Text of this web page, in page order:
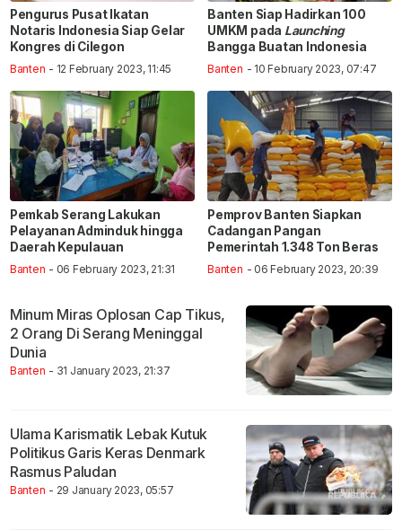
Pengurus Pusat Ikatan
Notaris Indonesia Siap Gelar
Kongres di Cilegon
Banten - 12 February 2023, 11:45
Banten Siap Hadirkan 100
UMKM pada Launching
Bangga Buatan Indonesia
Banten - 10 February 2023, 07:47
Pemkab Serang Lakukan
Pelayanan Adminduk hingga
Daerah Kepulauan
Banten - 06 February 2023, 21:31
Pemprov Banten Siapkan
Cadangan Pangan
Pemerintah 1.348 Ton Beras
Banten - 06 February 2023, 20:39
Minum Miras Oplosan Cap Tikus,
2 Orang Di Serang Meninggal
Dunia
Banten - 31 January 2023, 21:37
Ulama Karismatik Lebak Kutuk
Politikus Garis Keras Denmark
Rasmus Paludan
Banten - 29 January 2023, 05:57